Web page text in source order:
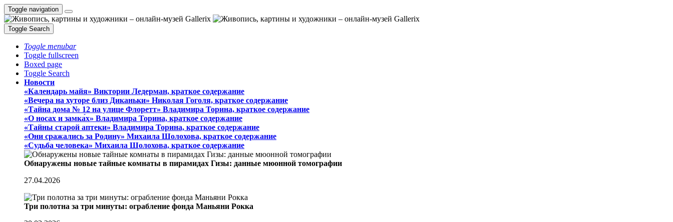
Toggle navigation
Toggle Search
Toggle menubar
Toggle fullscreen
Boxed page
Toggle Search
Новости
«Календарь майя» Виктории Ледерман, краткое содержание
«Вечера на хуторе близ Диканьки» Николая Гоголя, краткое содержание
«Тайна дома № 12 на улице Флоретт» Владимира Торина, краткое содержание
«О носах и замка́х» Владимира Торина, краткое содержание
«Тайны старой аптеки» Владимира Торина, краткое содержание
«Они сражались за Родину» Михаила Шолохова, краткое содержание
«Судьба человека» Михаила Шолохова, краткое содержание
Обнаружены новые тайные комнаты в пирамидах Гизы: данные мюонной томографии
27.04.2026
Три полотна за три минуты: ограбление фонда Маньяни Рокка